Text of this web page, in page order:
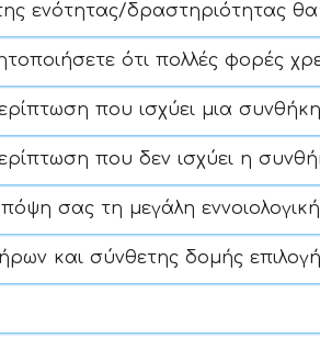
ενότητας/δραστηριότητας
ότι πολλές φορές
που ισχύει μια
που δεν ισχύει η
σας τη μεγάλη
και σύνθετης δομής